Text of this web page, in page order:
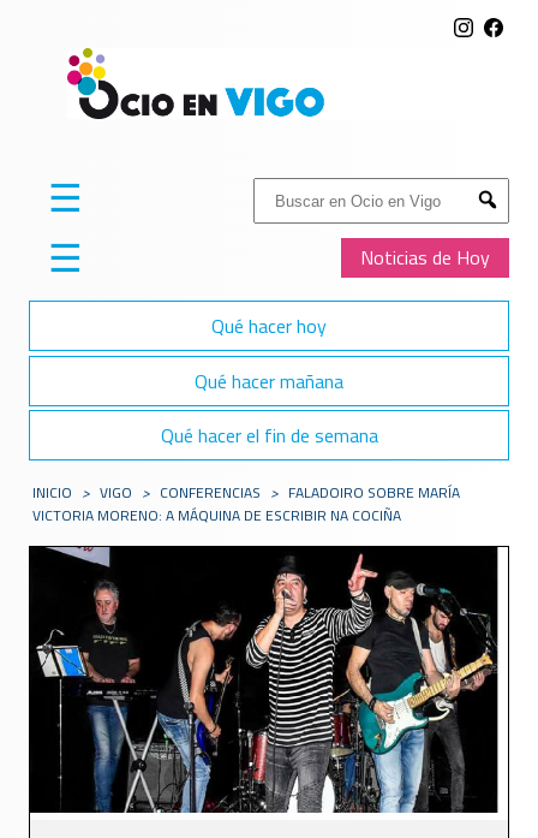
Buscar:
Submit
Noticias de Hoy
☰
☰
Qué hacer hoy
Qué hacer mañana
Qué hacer el fin de semana
INICIO > VIGO > CONFERENCIAS > FALADOIRO SOBRE MARÍA
VICTORIA MORENO: A MÁQUINA DE ESCRIBIR NA COCIÑA